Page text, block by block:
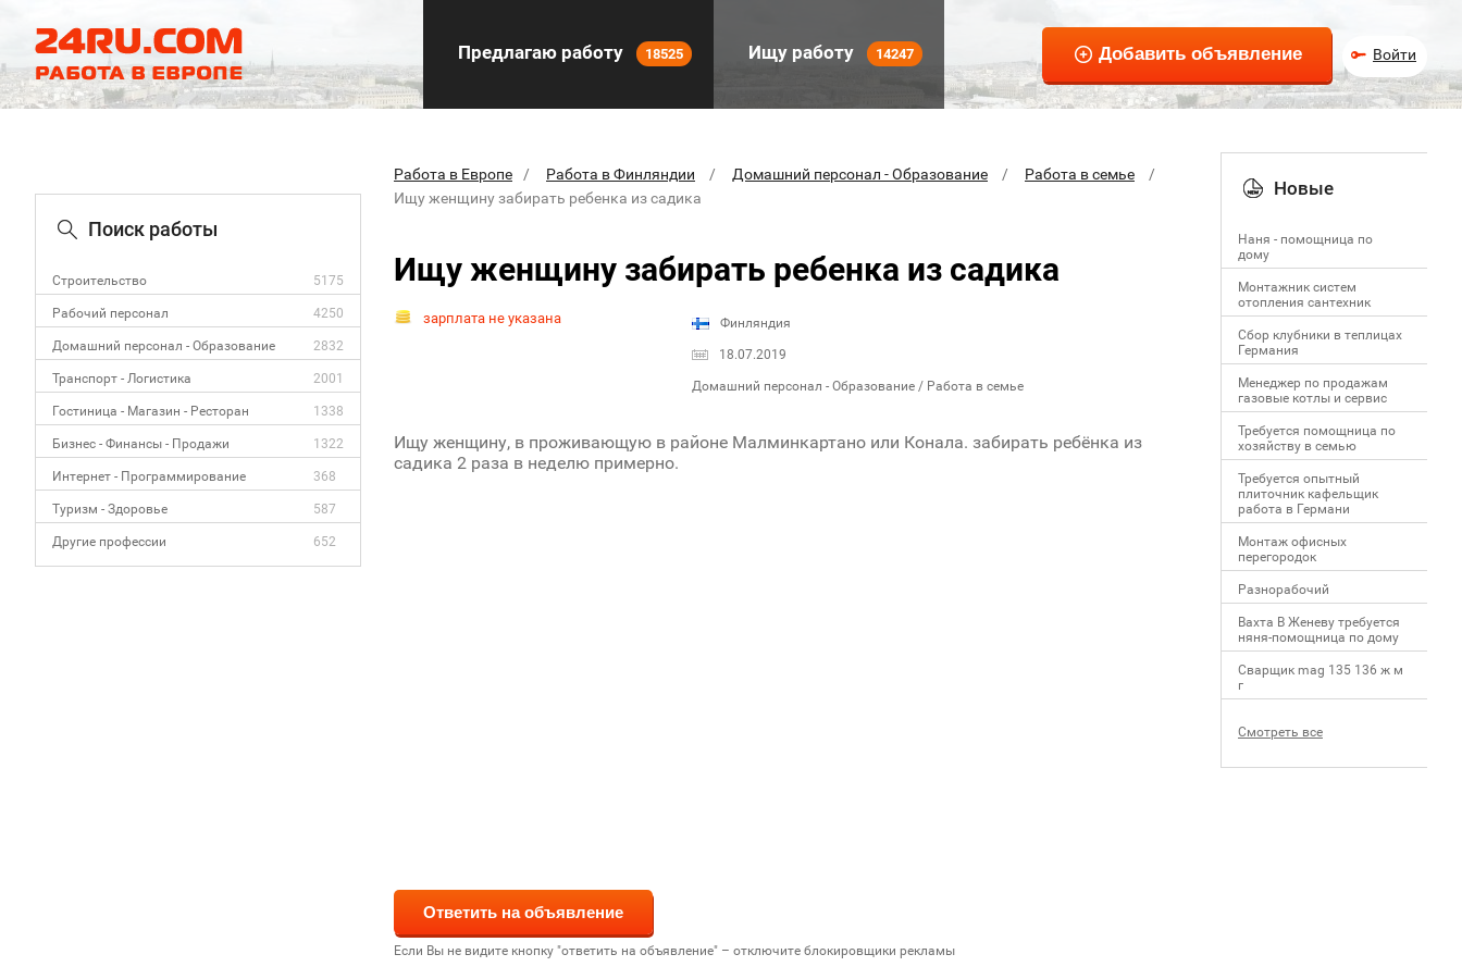
Предлагаю работу 18525 Ищу работу 14247 Войти
Поиск работы
Строительство 5175
Рабочий персонал 4250
Домашний персонал - Образование 2832
Транспорт - Логистика 2001
Гостиница - Магазин - Ресторан 1338
Бизнес - Финансы - Продажи 1322
Интернет - Программирование 368
Туризм - Здоровье 587
Другие профессии 652
Работа в Европе Работа в Финляндии Домашний персонал - Образование
Работа в семье
Ищу женщину забирать ребенка из садика
Ищу женщину забирать ребенка из садика
зарплата не указана Финляндия
18.07.2019
Домашний персонал - Образование / Работа в семье
Ищу женщину, в проживающую в районе Малминкартано или Конала. забирать ребёнка из
садика 2 раза в неделю примерно.
Если Вы не видите кнопку "ответить на объявление" – отключите блокировщики рекламы
Новые
Наня - помощница по
дому
Монтажник систем
отопления сантехник
Сбор клубники в теплицах
Германия
Менеджер по продажам
газовые котлы и сервис
Требуется помощница по
хозяйству в семью
Требуется опытный
плиточник кафельщик
работa в Германи
Mонтаж офисных
перегородок
Разнорабочий
Вахта В Женеву требуется
няня-помощница по дому
Сварщик mag 135 136 ж м
г
Смотреть все